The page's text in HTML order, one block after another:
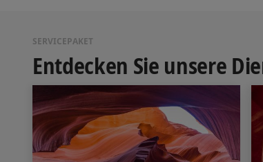
SERVICEPAKET
Entdecken Sie unsere